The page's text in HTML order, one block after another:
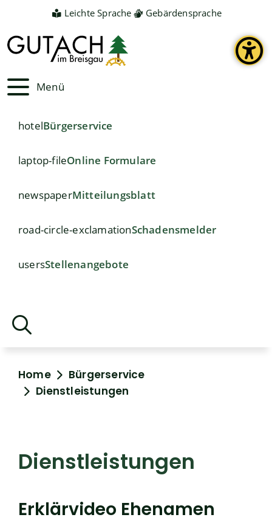
Leichte Sprache Gebärdensprache
Menü
hotelBürgerservice
laptop-fileOnline Formulare
newspaperMitteilungsblatt
road-circle-exclamationSchadensmelder
usersStellenangebote
Home
Bürgerservice
Dienstleistungen
Dienstleistungen
Erklärvideo Ehenamen